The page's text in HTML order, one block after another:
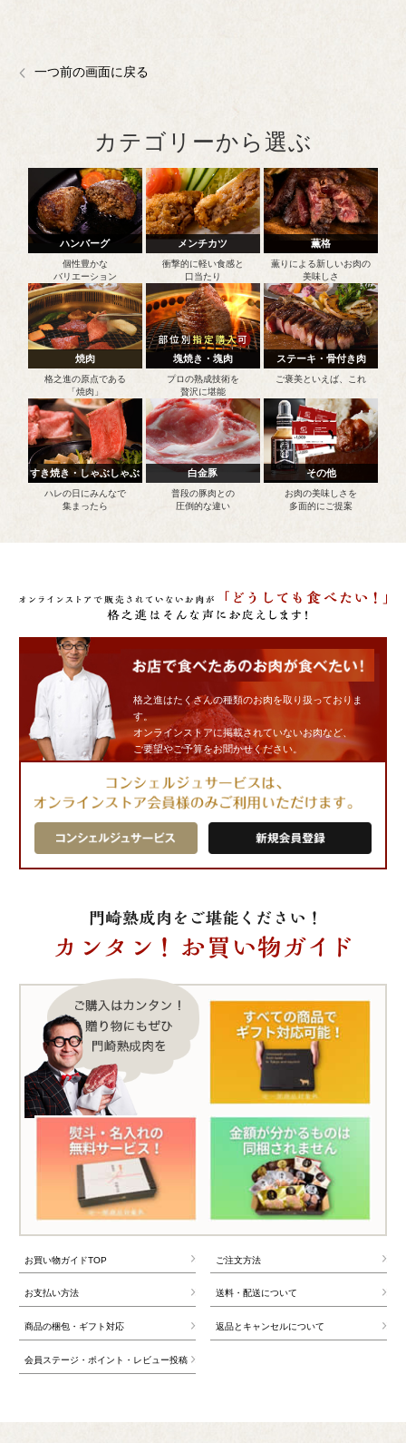
一つ前の画面に戻る
カテゴリーから選ぶ
ハンバーグ
個性豊かな
バリエーション
メンチカツ
衝撃的に軽い食感と
口当たり
薫格
薫りによる新しいお肉の
美味しさ
焼肉
格之進の原点である
「焼肉」
塊焼き・塊肉
プロの熟成技術を
贅沢に堪能
ステーキ・骨付き肉
ご褒美といえば、これ
すき焼き・しゃぶしゃぶ
ハレの日にみんなで
集まったら
白金豚
普段の豚肉との
圧倒的な違い
その他
お肉の美味しさを
多面的にご提案
格之進はたくさんの種類のお肉を取り扱っておりま
す。
オンラインストアに掲載されていないお肉など、
ご要望やご予算をお聞かせください。
お買い物ガイドTOP ご注文方法
お支払い方法 送料・配送について
商品の梱包・ギフト対応 返品とキャンセルについて
会員ステージ・ポイント・レビュー投稿